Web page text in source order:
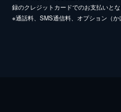
録のクレジットカードでのお支払いとな
※通話料、SMS通信料、オプション（か